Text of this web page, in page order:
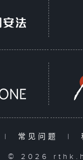
| 常见问题 |
© 2026